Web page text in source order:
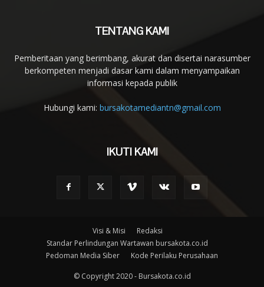
TENTANG KAMI
Pemberitaan yang berimbang, akurat dan disertai narasumber
berkompeten menjadi dasar kami dalam menyampaikan
informasi kepada publik
Hubungi kami: bursakotamediantn@gmail.com
IKUTI KAMI
Visi & Misi
Redaksi
Standar Perlindungan Wartawan bursakota.co.id
Pedoman Media Siber
Kode Perilaku Perusahaan
© Copyright 2020 - Bursakota.co.id